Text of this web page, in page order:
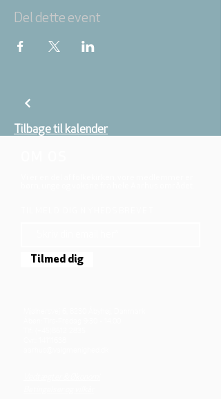
Del dette event
Tilbage til kalender
Tilmed dig